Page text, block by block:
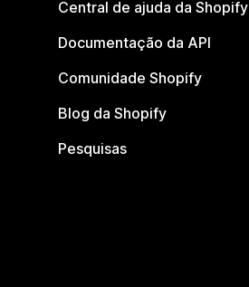
Central de ajuda da Shopify
Documentação da API
Comunidade Shopify
Blog da Shopify
Pesquisas